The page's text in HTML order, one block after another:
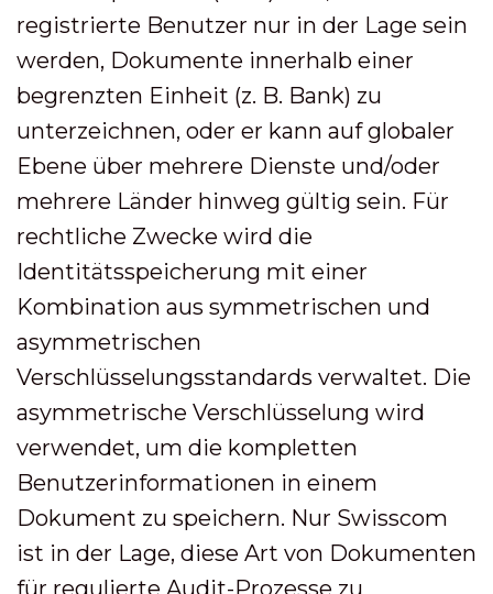
registrierte Benutzer nur in der Lage sein
werden, Dokumente innerhalb einer
begrenzten Einheit (z. B. Bank) zu
unterzeichnen, oder er kann auf globaler
Ebene über mehrere Dienste und/oder
mehrere Länder hinweg gültig sein. Für
rechtliche Zwecke wird die
Identitätsspeicherung mit einer
Kombination aus symmetrischen und
asymmetrischen
Verschlüsselungsstandards verwaltet. Die
asymmetrische Verschlüsselung wird
verwendet, um die kompletten
Benutzerinformationen in einem
Dokument zu speichern. Nur Swisscom
ist in der Lage, diese Art von Dokumenten
für regulierte Audit-Prozesse zu